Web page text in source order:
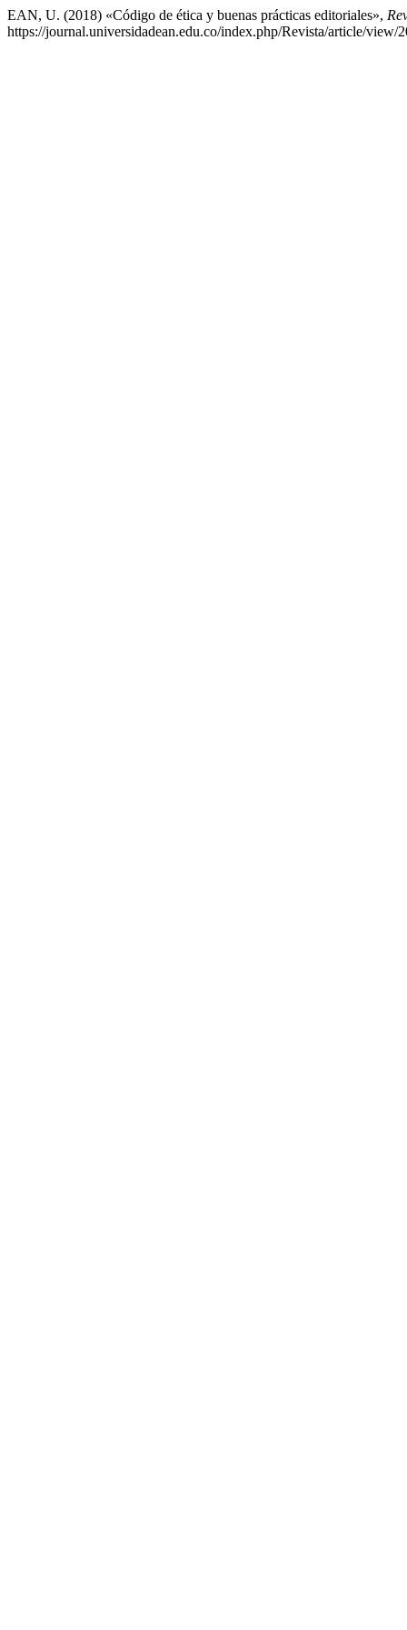
EAN, U. (2018) «Código de ética y buenas prácticas editoriales»,
https://journal.universidadean.edu.co/index.php/Revista/article/view/